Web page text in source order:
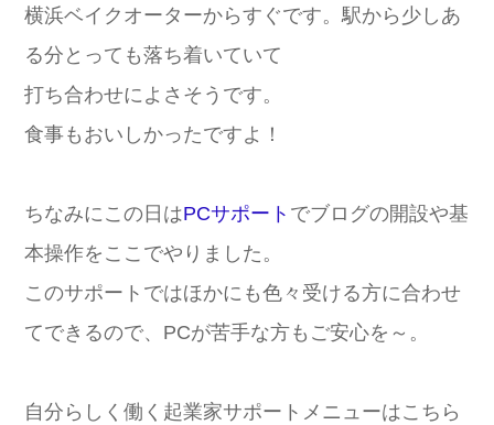
横浜ベイクオーターからすぐです。駅から少しあ
る分とっても落ち着いていて
打ち合わせによさそうです。
食事もおいしかったですよ！
ちなみにこの日はPCサポート でブログの開設や基
本操作をここでやりました。
このサポートではほかにも色々受ける方に合わせ
てできるので、PCが苦手な方もご安心を～。
自分らしく働く起業家サポートメニューはこちら